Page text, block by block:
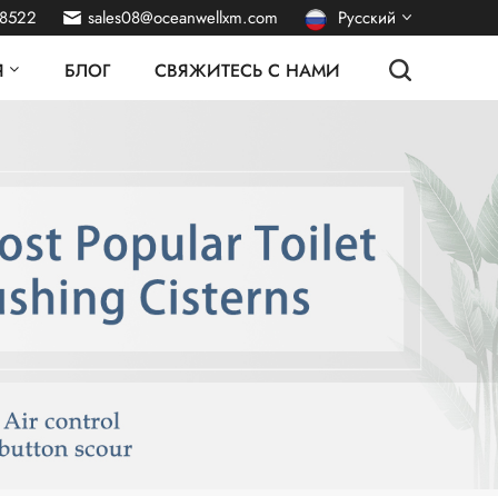
sales08@oceanwellxm.com Русский
italiano
español
БЛОГ СВЯЖИТЕСЬ С НАМИ